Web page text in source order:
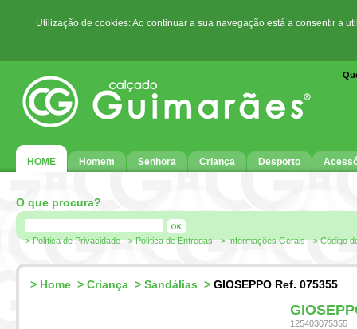
Utilização de cookies: Ao continuar a sua navegação está a consentir a
HOME Homem Senhora Criança Desporto
O que procura?
> Política de Privacidade > Política de Entregas > Informações Gerais > Código
> Home > Criança > Sandálias > GIOSEPPO Ref. 075355
125403075355